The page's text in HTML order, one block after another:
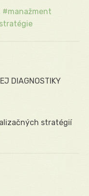
manažment
stratégie
DIAGNOSTIKY
stratégií